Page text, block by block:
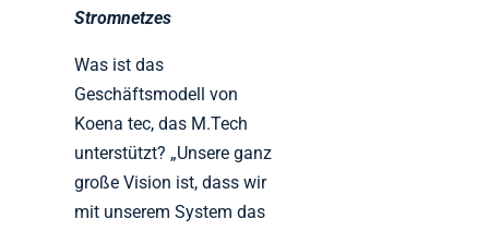
Stromnetzes
Was ist das
Geschäftsmodell von
Koena tec, das M.Tech
unterstützt? „Unsere ganz
große Vision ist, dass wir
mit unserem System das